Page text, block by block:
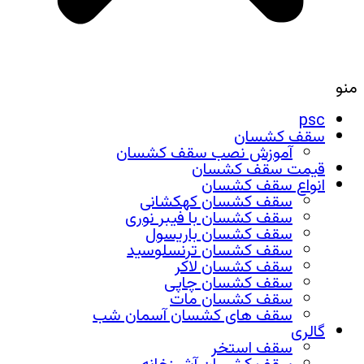
منو
psc
سقف کشسان
آموزش نصب سقف کشسان
قیمت سقف کشسان
انواع سقف کشسان
سقف کشسان کهکشانی
سقف کشسان با فیبر نوری
سقف کشسان باریسول
سقف کشسان ترنسلوسید
سقف کشسان لاکر
سقف کشسان چاپی
سقف کشسان مات
سقف های کشسان آسمان شب
گالری
سقف استخر